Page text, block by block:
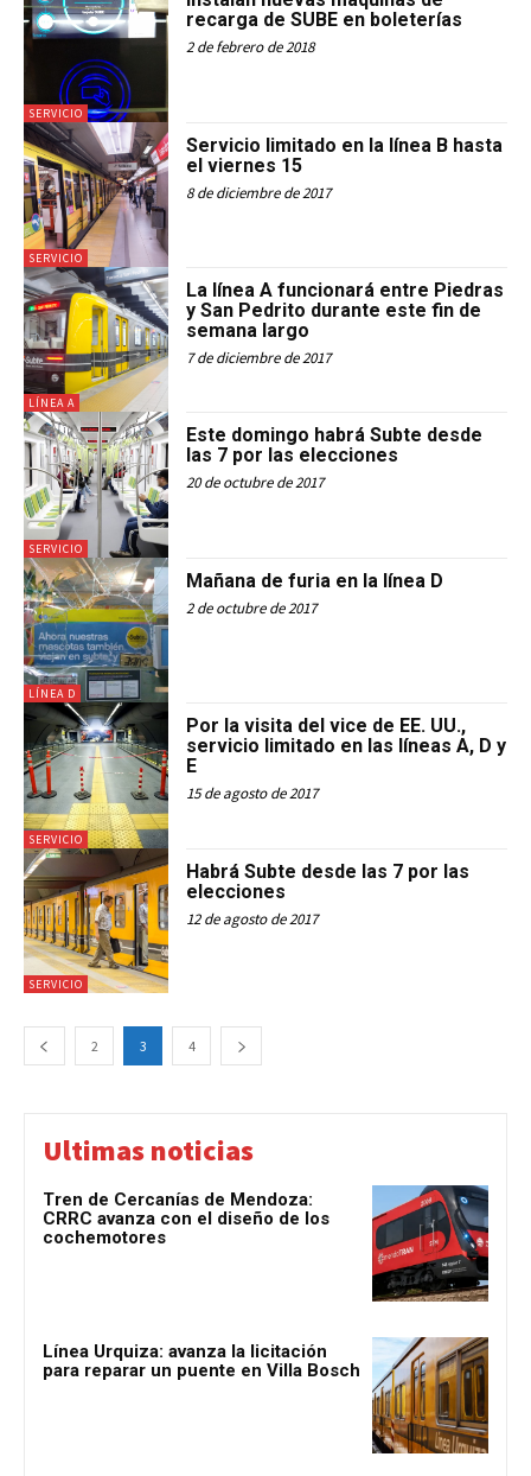
SERVICIO
recarga de SUBE en boleterías
2 de febrero de 2018
SERVICIO
Servicio limitado en la línea B hasta
el viernes 15
8 de diciembre de 2017
LÍNEA A
La línea A funcionará entre Piedras
y San Pedrito durante este fin de
semana largo
7 de diciembre de 2017
SERVICIO
Este domingo habrá Subte desde
las 7 por las elecciones
20 de octubre de 2017
LÍNEA D
Mañana de furia en la línea D
2 de octubre de 2017
SERVICIO
Por la visita del vice de EE. UU.,
servicio limitado en las líneas A, D y
E
15 de agosto de 2017
SERVICIO
Habrá Subte desde las 7 por las
elecciones
12 de agosto de 2017
2 3 4
Ultimas noticias
Tren de Cercanías de Mendoza:
CRRC avanza con el diseño de los
cochemotores
Línea Urquiza: avanza la licitación
para reparar un puente en Villa Bosch